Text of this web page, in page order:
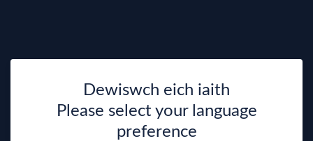
Dewiswch eich iaith
Please select your language
preference